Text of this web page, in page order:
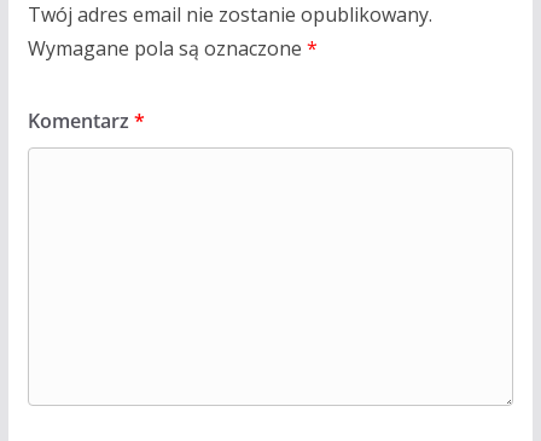
Twój adres email nie zostanie opublikowany.
Wymagane pola są oznaczone *
Komentarz *